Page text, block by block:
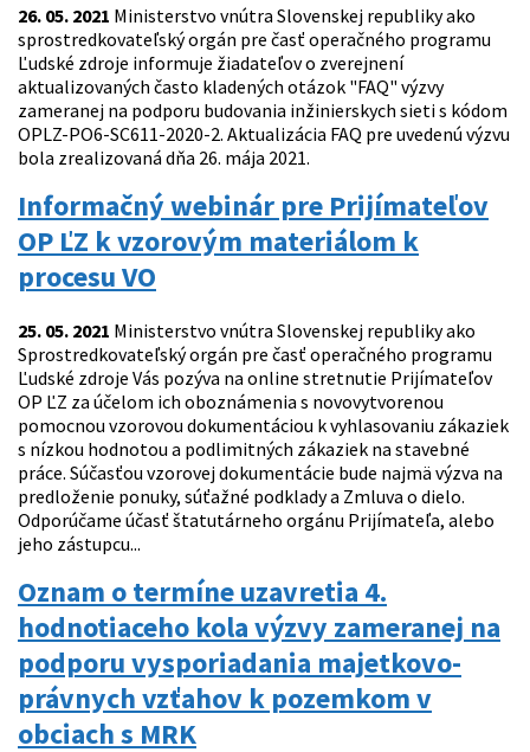
26. 05. 2021 Ministerstvo vnútra Slovenskej republiky ako
sprostredkovateľský orgán pre časť operačného programu
Ľudské zdroje informuje žiadateľov o zverejnení
aktualizovaných často kladených otázok "FAQ" výzvy
zameranej na podporu budovania inžinierskych sieti s kódom
OPLZ-PO6-SC611-2020-2. Aktualizácia FAQ pre uvedenú výzvu
bola zrealizovaná dňa 26. mája 2021.
Informačný webinár pre Prijímateľov
OP ĽZ k vzorovým materiálom k
procesu VO
25. 05. 2021 Ministerstvo vnútra Slovenskej republiky ako
Sprostredkovateľský orgán pre časť operačného programu
Ľudské zdroje Vás pozýva na online stretnutie Prijímateľov
OP ĽZ za účelom ich oboznámenia s novovytvorenou
pomocnou vzorovou dokumentáciou k vyhlasovaniu zákaziek
s nízkou hodnotou a podlimitných zákaziek na stavebné
práce. Súčasťou vzorovej dokumentácie bude najmä výzva na
predloženie ponuky, súťažné podklady a Zmluva o dielo.
Odporúčame účasť štatutárneho orgánu Prijímateľa, alebo
jeho zástupcu...
Oznam o termíne uzavretia 4.
hodnotiaceho kola výzvy zameranej na
podporu vysporiadania majetkovo-
právnych vzťahov k pozemkom v
obciach s MRK